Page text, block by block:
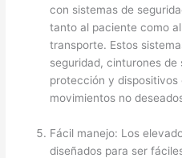
con sistemas de
tanto al paciente como
transporte. Estos
seguridad, cinturones de
protección y
movimientos no
Fácil manejo: Los
diseñados para ser